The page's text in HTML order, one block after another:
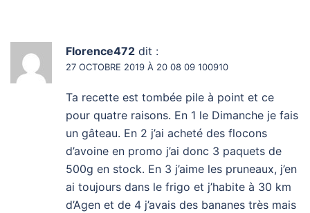
Florence472 dit :
27 OCTOBRE 2019 À 20 08 09 100910
Ta recette est tombée pile à point et ce
pour quatre raisons. En 1 le Dimanche je fais
un gâteau. En 2 j’ai acheté des flocons
d’avoine en promo j’ai donc 3 paquets de
500g en stock. En 3 j’aime les pruneaux, j’en
ai toujours dans le frigo et j’habite à 30 km
d’Agen et de 4 j’avais des bananes très mais